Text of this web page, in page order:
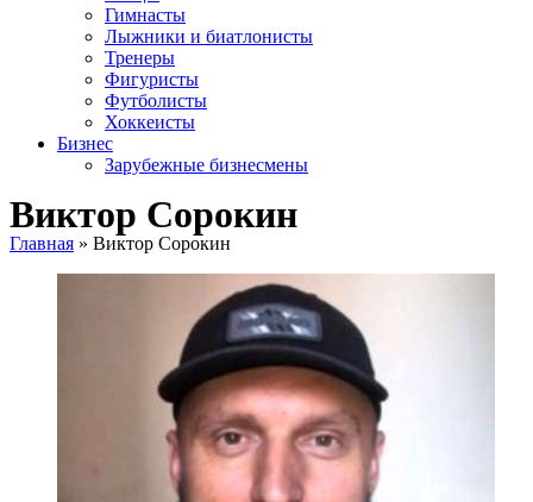
Гимнасты
Лыжники и биатлонисты
Тренеры
Фигуристы
Футболисты
Хоккеисты
Бизнес
Зарубежные бизнесмены
Виктор Сорокин
Главная » Виктор Сорокин